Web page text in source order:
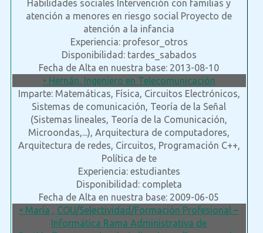
Habilidades sociales Intervención con familias y
atención a menores en riesgo social Proyecto de
atención a la infancia
Experiencia: profesor_otros
Disponibilidad: tardes_sabados
Fecha de Alta en nuestra base: 2013-08-10
• Hernán, Ingeniero en Telecomunicación
Imparte: Matemáticas, Física, Circuitos Electrónicos,
Sistemas de comunicación, Teoría de la Señal
(Sistemas lineales, Teoría de la Comunicación,
Microondas,...), Arquitectura de computadores,
Arquitectura de redes, Circuitos, Programación C++,
Política de te
Experiencia: estudiantes
Disponibilidad: completa
Fecha de Alta en nuestra base: 2009-06-05
• María , COU/Selectividad/Formación Profesional –
Informática Rama Administrativa de